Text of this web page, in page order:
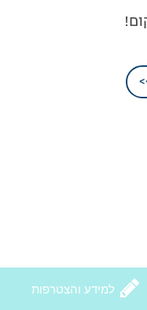
למידע והצטרפות